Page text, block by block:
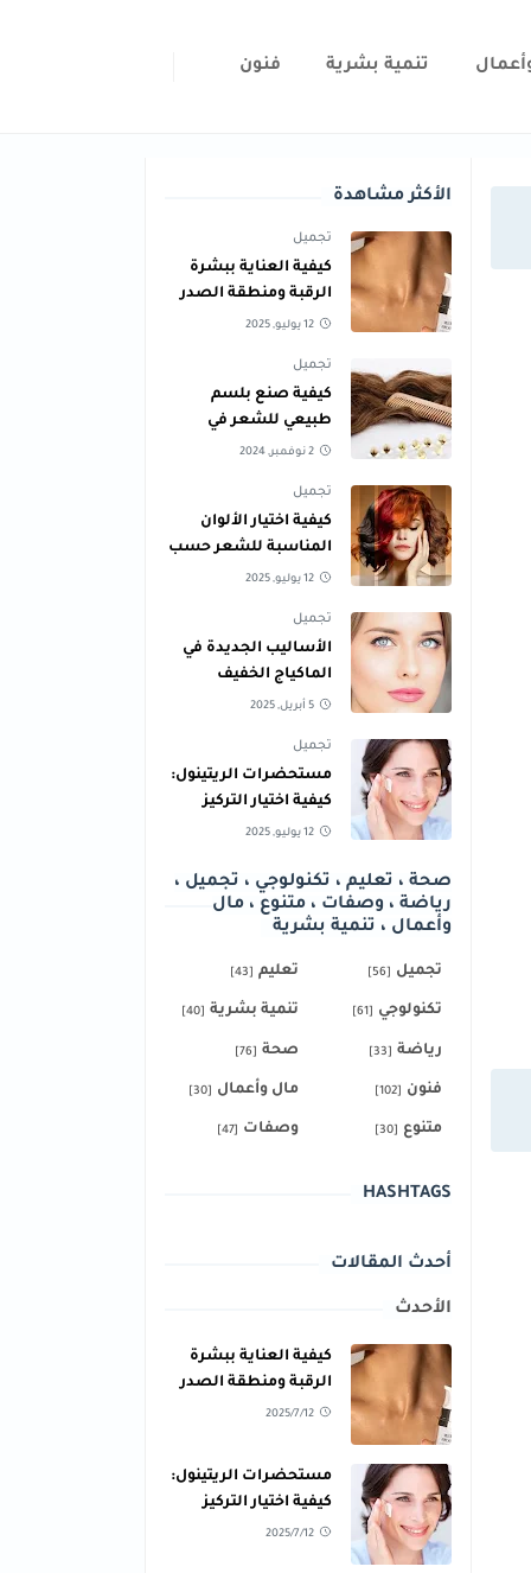
تنمية بشرية فنون
الأكثر مشاهدة
تجميل
كيفية العناية ببشرة
الرقبة ومنطقة الصدر
للحفاظ على نعومتها
12 يوليو, 2025
تجميل
كيفية صنع بلسم
طبيعي للشعر في
المنزل لجميع أنواع
2 نوفمبر, 2024
تجميل
كيفية اختيار الألوان
المناسبة للشعر حسب
لون البشرة
12 يوليو, 2025
تجميل
الأساليب الجديدة في
الماكياج الخفيف
لإطلالة نهارية طبيعية
5 أبريل, 2025
تجميل
مستحضرات الريتينول:
كيفية اختيار التركيز
المناسب لبشرتك
12 يوليو, 2025
صحة ، تعليم ، تكنولوجي ، تجميل ،
رياضة ، وصفات ، متنوع ، مال
وأعمال ، تنمية بشرية
تجميل [56] تعليم [43]
تكنولوجي [61] تنمية بشرية [40]
رياضة [33] صحة [76]
فنون [102] مال وأعمال [30]
متنوع [30] وصفات [47]
HASHTAGS
أحدث المقالات
الأحدث
كيفية العناية ببشرة
الرقبة ومنطقة الصدر
للحفاظ على نعومتها
2025/7/12
مستحضرات الريتينول:
كيفية اختيار التركيز
المناسب لبشرتك
2025/7/12